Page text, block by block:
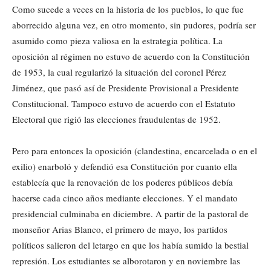
Como sucede a veces en la historia de los pueblos, lo que fue
aborrecido alguna vez, en otro momento, sin pudores, podría ser
asumido como pieza valiosa en la estrategia política. La
oposición al régimen no estuvo de acuerdo con la Constitución
de 1953, la cual regularizó la situación del coronel Pérez
Jiménez, que pasó así de Presidente Provisional a Presidente
Constitucional. Tampoco estuvo de acuerdo con el Estatuto
Electoral que rigió las elecciones fraudulentas de 1952.
Pero para entonces la oposición (clandestina, encarcelada o en el
exilio) enarboló y defendió esa Constitución por cuanto ella
establecía que la renovación de los poderes públicos debía
hacerse cada cinco años mediante elecciones. Y el mandato
presidencial culminaba en diciembre. A partir de la pastoral de
monseñor Arias Blanco, el primero de mayo, los partidos
políticos salieron del letargo en que los había sumido la bestial
represión. Los estudiantes se alborotaron y en noviembre las